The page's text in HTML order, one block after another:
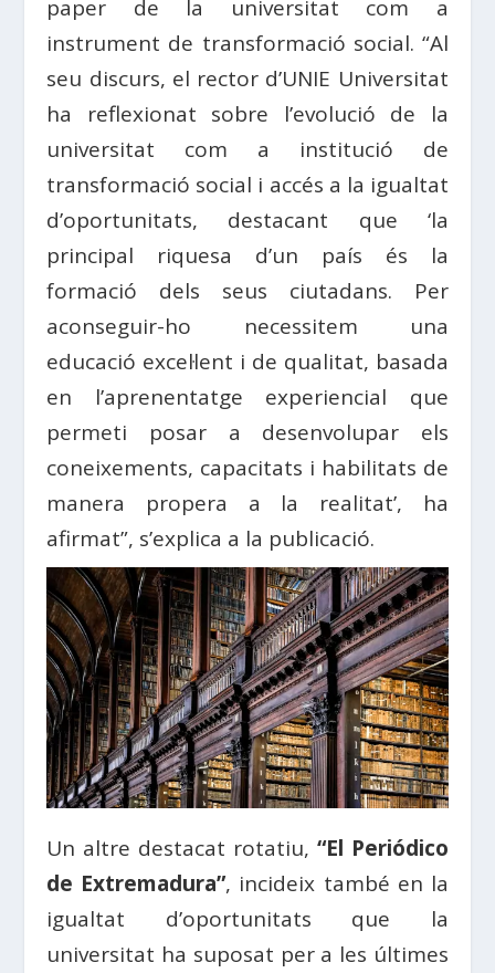
paper de la universitat com a
instrument de transformació social. “Al
seu discurs, el rector d’UNIE Universitat
ha reflexionat sobre l’evolució de la
universitat com a institució de
transformació social i accés a la igualtat
d’oportunitats, destacant que ‘la
principal riquesa d’un país és la
formació dels seus ciutadans. Per
aconseguir-ho necessitem una
educació excel·lent i de qualitat, basada
en l’aprenentatge experiencial que
permeti posar a desenvolupar els
coneixements, capacitats i habilitats de
manera propera a la realitat’, ha
afirmat”, s’explica a la publicació.
Un altre destacat rotatiu, “El Periódico
de Extremadura”, incideix també en la
igualtat d’oportunitats que la
universitat ha suposat per a les últimes